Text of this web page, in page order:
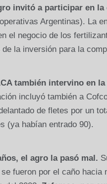
invitó a participar en la
Argentinas). La
el negocio de los
la inversión para la
también intervino en
incluyó también a
de fletes por un
(ya habían entrado 90).
el agro la pasó mal.
fueron por el caño